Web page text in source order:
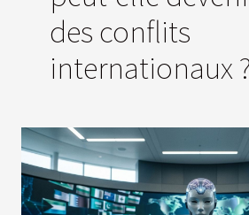
des conflits
internationaux ?